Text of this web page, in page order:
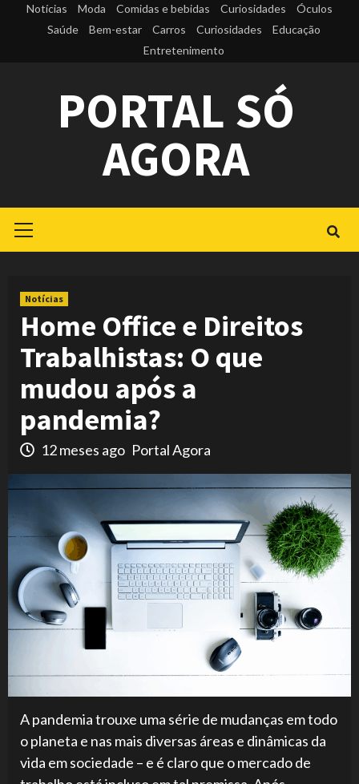
Notícias Moda Comidas e bebidas Curiosidades
Óculos
Saúde
Bem-estar Carros Curiosidades
Educação
Entretenimento
PORTAL SÓ
AGORA
Menu
Notícias
Home Office e Direitos
Trabalhistas: O que
mudou após a
pandemia?
12 meses ago Portal Agora
A pandemia trouxe uma série de mudanças em todo
o planeta e nas mais diversas áreas e dinâmicas da
vida em sociedade – e é claro que o mercado de